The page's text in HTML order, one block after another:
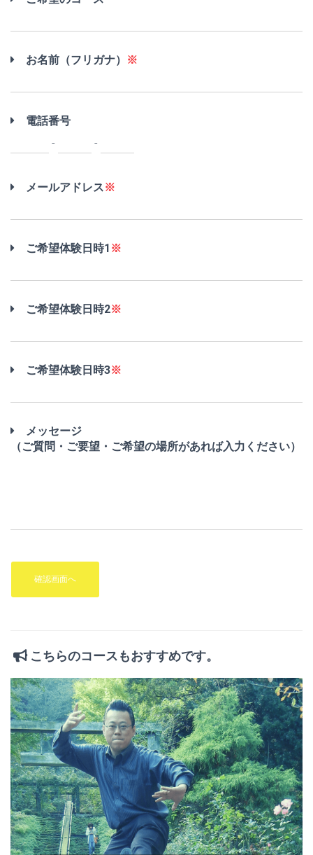
お名前（フリガナ） ※
電話番号
-
-
メールアドレス※
ご希望体験日時1 ※
ご希望体験日時2※
ご希望体験日時3※
メッセージ
（ご質問・ご要望・ご希望の場所があれば入力ください）
こちらのコースもおすすめです。